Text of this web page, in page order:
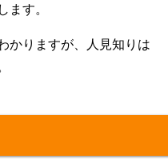
ます。
かりますが、人見知りは